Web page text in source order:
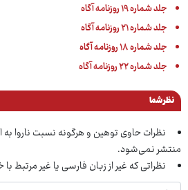
جلد شماره ۱۹ روزنامه آگاه
جلد شماره ۲۱ روزنامه آگاه
جلد شماره ۱۸ روزنامه آگاه
جلد شماره ۲۲ روزنامه آگاه
نظر شما
نظرات حاوی توهین و هرگونه نسبت ناروا
منتشر نمی‌شود.
نظراتی که غیر از زبان فارسی یا غیر مرتبط